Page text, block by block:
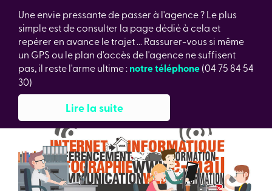
Une envie pressante de passer à l'agence ? Le plus
simple est de consulter la page dédié à cela et
repérer en avance le trajet ... Rassurer-vous si même
un GPS ou le plan d'accès de l'agence ne suffisent
pas, il reste l'arme ultime :notre téléphone(04 75 84 54
30)
Lire la suite